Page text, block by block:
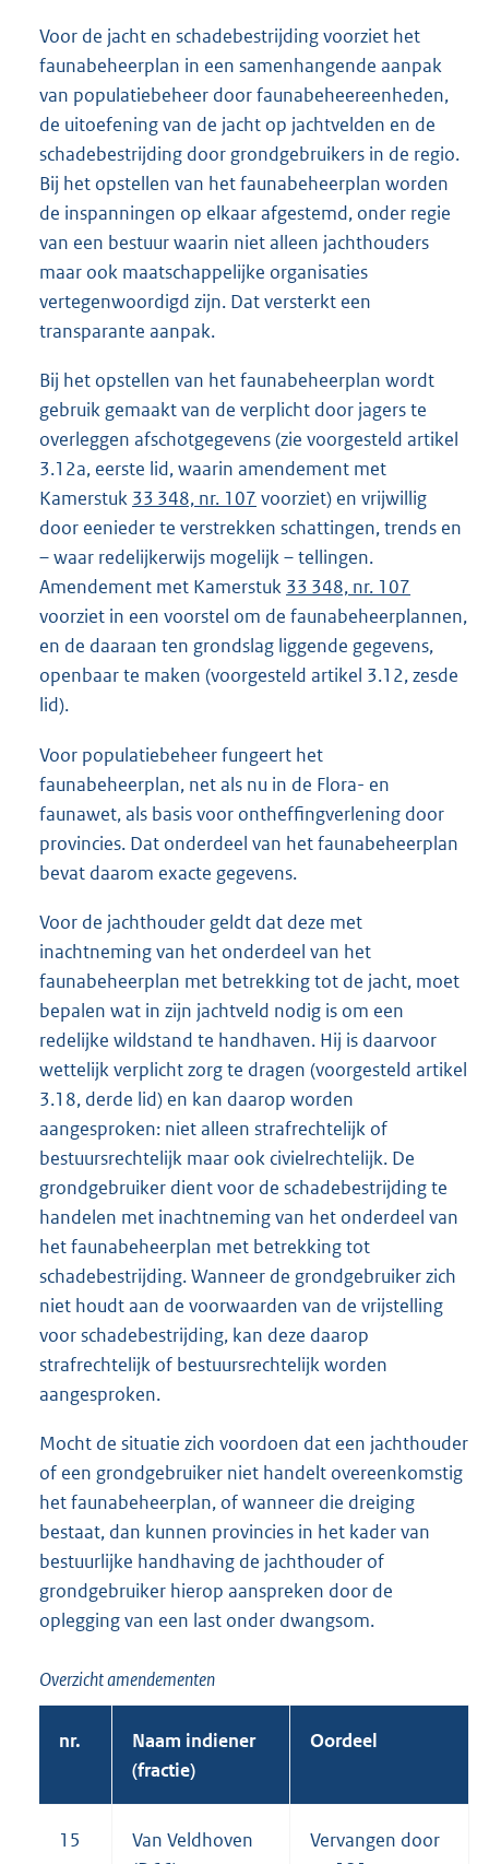
Voor de jacht en schadebestrijding voorziet het
faunabeheerplan in een samenhangende aanpak
van populatiebeheer door faunabeheereenheden,
de uitoefening van de jacht op jachtvelden en de
schadebestrijding door grondgebruikers in de regio.
Bij het opstellen van het faunabeheerplan worden
de inspanningen op elkaar afgestemd, onder regie
van een bestuur waarin niet alleen jachthouders
maar ook maatschappelijke organisaties
vertegenwoordigd zijn. Dat versterkt een
transparante aanpak.
Bij het opstellen van het faunabeheerplan wordt
gebruik gemaakt van de verplicht door jagers te
overleggen afschotgegevens (zie voorgesteld artikel
3.12a, eerste lid, waarin amendement met
Kamerstuk 33 348, nr. 107 voorziet) en vrijwillig
door eenieder te verstrekken schattingen, trends en
– waar redelijkerwijs mogelijk – tellingen.
Amendement met Kamerstuk 33 348, nr. 107
voorziet in een voorstel om de faunabeheerplannen,
en de daaraan ten grondslag liggende gegevens,
openbaar te maken (voorgesteld artikel 3.12, zesde
lid).
Voor populatiebeheer fungeert het
faunabeheerplan, net als nu in de Flora- en
faunawet, als basis voor ontheffingverlening door
provincies. Dat onderdeel van het faunabeheerplan
bevat daarom exacte gegevens.
Voor de jachthouder geldt dat deze met
inachtneming van het onderdeel van het
faunabeheerplan met betrekking tot de jacht, moet
bepalen wat in zijn jachtveld nodig is om een
redelijke wildstand te handhaven. Hij is daarvoor
wettelijk verplicht zorg te dragen (voorgesteld artikel
3.18, derde lid) en kan daarop worden
aangesproken: niet alleen strafrechtelijk of
bestuursrechtelijk maar ook civielrechtelijk. De
grondgebruiker dient voor de schadebestrijding te
handelen met inachtneming van het onderdeel van
het faunabeheerplan met betrekking tot
schadebestrijding. Wanneer de grondgebruiker zich
niet houdt aan de voorwaarden van de vrijstelling
voor schadebestrijding, kan deze daarop
strafrechtelijk of bestuursrechtelijk worden
aangesproken.
Mocht de situatie zich voordoen dat een jachthouder
of een grondgebruiker niet handelt overeenkomstig
het faunabeheerplan, of wanneer die dreiging
bestaat, dan kunnen provincies in het kader van
bestuurlijke handhaving de jachthouder of
grondgebruiker hierop aanspreken door de
oplegging van een last onder dwangsom.
Overzicht amendementen
nr.
Naam indiener
(fractie)
Oordeel
15
Van Veldhoven
Vervangen door